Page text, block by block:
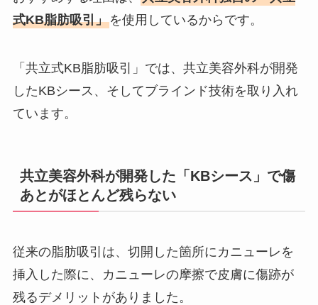
式KB脂肪吸引」を使用しているからです。
「共立式KB脂肪吸引」では、共立美容外科が開発
したKBシース、そしてブラインド技術を取り入れ
ています。
共立美容外科が開発した「KBシース」で傷
あとがほとんど残らない
従来の脂肪吸引は、切開した箇所にカニューレを
挿入した際に、カニューレの摩擦で皮膚に傷跡が
残るデメリットがありました。